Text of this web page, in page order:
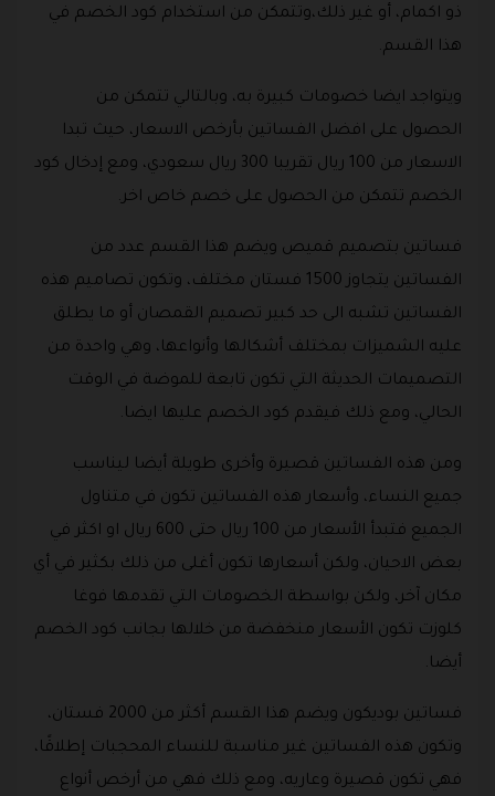
ذو اكمام، أو غير ذلك،وتتمكن من استخدام كود الخصم في
هذا القسم.
ويتواجد ايضا خصومات كبيرة به، وبالتالي تتمكن من
الحصول على افضل الفساتين بأرخص الاسعار، حيث تبدا
الاسعار من 100 ريال تقريبا 300 ريال سعودي، ومع إدخال كود
الخصم تتمكن من الحصول على خصم خاص اخر.
فساتين بتصميم قميص ويضم هذا القسم عدد من
الفساتين يتجاوز 1500 فستان مختلف، وتكون تصاميم هذه
الفساتين تشبه الى حد كبير تصميم القمصان أو ما يطلق
عليه الشميزات بمختلف أشكالها وأنواعها، وهي واحدة من
التصميمات الحديثة التي تكون تابعة للموضة في الوقت
الحالي، ومع ذلك فيقدم كود الخصم عليها ايضا.
ومن هذه الفساتين قصيرة وأخرى طويلة أيضا ليناسب
جميع النساء، وأسعار هذه الفساتين تكون في متناول
الجميع فتبدأ الأسعار من 100 ريال حتى 600 ريال او اكثر في
بعض الاحيان، ولكن أسعارها تكون أغلى من ذلك بكثير في أي
مكان آخر، ولكن بواسطة الخصومات التي تقدمها فوغا
كلوزت تكون الأسعار منخفضة من خلالها بجانب كود الخصم
أيضا.
فساتين بوديكون ويضم هذا القسم أكثر من 2000 فستان،
وتكون هذه الفساتين غير مناسبة للنساء المحجبات إطلاقًا،
فهي تكون قصيرة وعاريه، ومع ذلك فهي من أرخص أنواع